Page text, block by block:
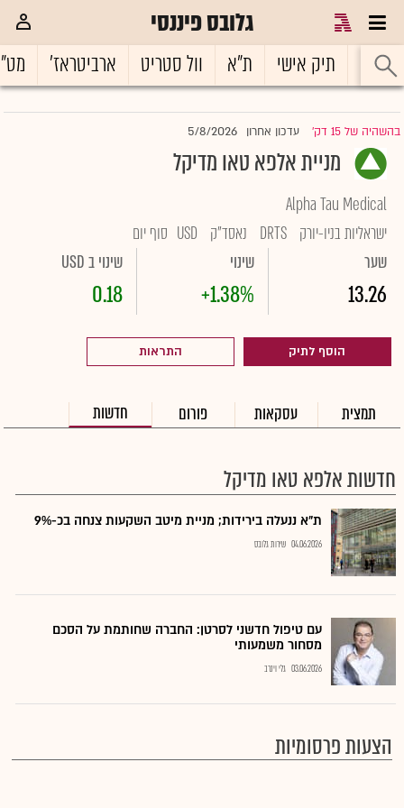
גלובס פיננסי
ראשי תיק אישי ת"א וול סטריט ארביטראז'
בהשהיה של 15 דק' |עדכון אחרון 5/8/2026
מניית אלפא טאו מדיקל
Alpha Tau Medical
ישראליות בניו-יורק DRTS נאסד"ק USD סוף יום
שער
13.26
שינוי
+1.38%
שינוי ב USD
0.18
הוסף לתיק התראות
תמצית עסקאות פורום חדשות
חדשות אלפא טאו מדיקל
ת"א ננעלה בירידות; מניית מיטב השקעות צנחה בכ-9%
04.06.2026 שירות גלובס
עם טיפול חדשני לסרטן: החברה שחותמת על הסכם
מסחור משמעותי
03.06.2026 גלי וינרב
הצעות פרסומיות